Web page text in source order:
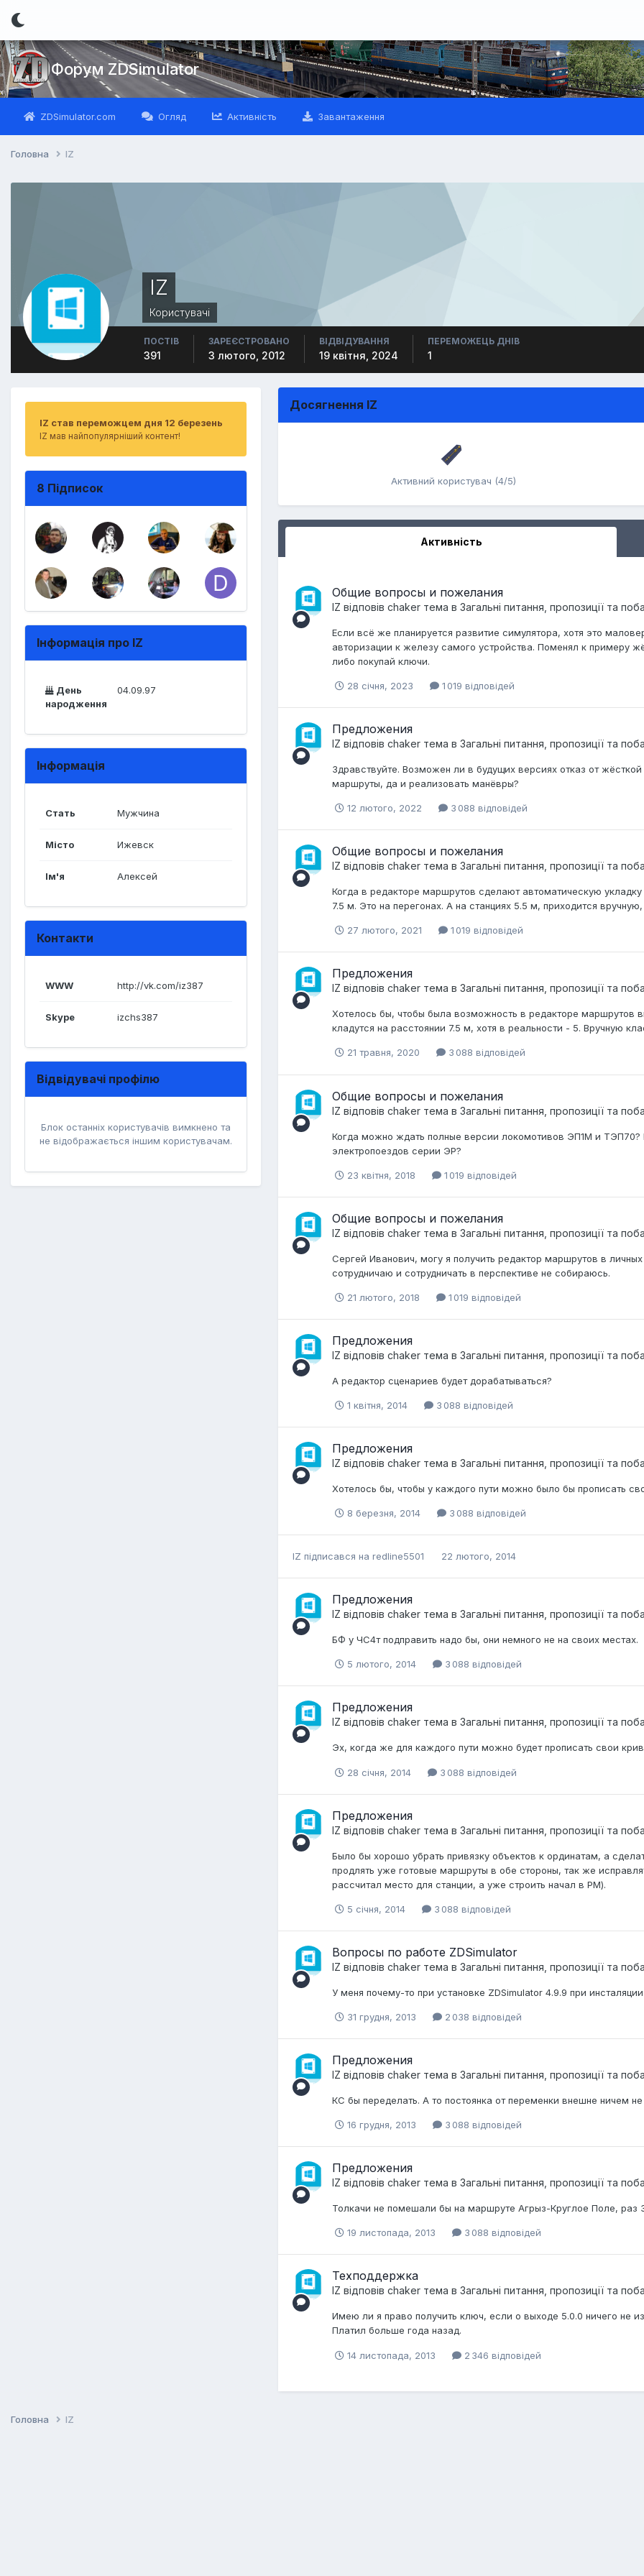
Форум ZDSimulator
ZDSimulator.com Огляд Активність Завантаження
Головна IZ
IZ
Користувачі
ПОСТІВ
391
ЗАРЕЄСТРОВАНО
3 лютого, 2012
ВІДВІДУВАННЯ
19 квітня, 2024
ПЕРЕМОЖЕЦЬ ДНІВ
1
IZ став переможцем дня 12 березень
IZ мав найпопулярніший контент!
8 Підписок
Інформація про IZ
День
народження
04.09.97
Інформація
Стать Мужчина
Місто Ижевск
Ім'я Алексей
Контакти
WWW http://vk.com/iz387
Skype izchs387
Відвідувачі профілю
Блок останніх користувачів вимкнено та
не відображається іншим користувачам.
Досягнення IZ
Активний користувач (4/5)
Активність
Общие вопросы и пожелания
IZ відповів chaker тема в Загальні питання, пропозиції та
Если всё же планируется развитие симулятора, хотя это
авторизации к железу самого устройства. Поменял к примеру
либо покупай ключи.
28 січня, 2023 1 019 відповідей
Предложения
IZ відповів chaker тема в Загальні питання, пропозиції та
Здравствуйте. Возможен ли в будущих версиях отказ от
маршруты, да и реализовать манёвры?
12 лютого, 2022 3 088 відповідей
Общие вопросы и пожелания
IZ відповів chaker тема в Загальні питання, пропозиції та
Когда в редакторе маршрутов сделают автоматическую
7.5 м. Это на перегонах. А на станциях 5.5 м, приходится
27 лютого, 2021 1 019 відповідей
Предложения
IZ відповів chaker тема в Загальні питання, пропозиції та
Хотелось бы, чтобы была возможность в редакторе маршрутов
кладутся на расстоянии 7.5 м, хотя в реальности - 5. Вручную
21 травня, 2020 3 088 відповідей
Общие вопросы и пожелания
IZ відповів chaker тема в Загальні питання, пропозиції та
Когда можно ждать полные версии локомотивов ЭП1М и
электропоездов серии ЭР?
23 квітня, 2018 1 019 відповідей
Общие вопросы и пожелания
IZ відповів chaker тема в Загальні питання, пропозиції та
Сергей Иванович, могу я получить редактор маршрутов в
сотрудничаю и сотрудничать в перспективе не собираюсь.
21 лютого, 2018 1 019 відповідей
Предложения
IZ відповів chaker тема в Загальні питання, пропозиції та
А редактор сценариев будет дорабатываться?
1 квітня, 2014 3 088 відповідей
Предложения
IZ відповів chaker тема в Загальні питання, пропозиції та
Хотелось бы, чтобы у каждого пути можно было бы прописать
8 березня, 2014 3 088 відповідей
IZ підписався на redline5501 22 лютого, 2014
Предложения
IZ відповів chaker тема в Загальні питання, пропозиції та
БФ у ЧС4т подправить надо бы, они немного не на своих местах.
5 лютого, 2014 3 088 відповідей
Предложения
IZ відповів chaker тема в Загальні питання, пропозиції та
Эх, когда же для каждого пути можно будет прописать свои
28 січня, 2014 3 088 відповідей
Предложения
IZ відповів chaker тема в Загальні питання, пропозиції та
Было бы хорошо убрать привязку объектов к ординатам, а
продлять уже готовые маршруты в обе стороны, так же
рассчитал место для станции, а уже строить начал в РМ).
5 січня, 2014 3 088 відповідей
Вопросы по работе ZDSimulator
IZ відповів chaker тема в Загальні питання, пропозиції та
У меня почему-то при установке ZDSimulator 4.9.9 при
31 грудня, 2013 2 038 відповідей
Предложения
IZ відповів chaker тема в Загальні питання, пропозиції та
КС бы переделать. А то постоянка от переменки внешне ничем
16 грудня, 2013 3 088 відповідей
Предложения
IZ відповів chaker тема в Загальні питання, пропозиції та
Толкачи не помешали бы на маршруте Агрыз-Круглое Поле, раз
19 листопада, 2013 3 088 відповідей
Техподдержка
IZ відповів chaker тема в Загальні питання, пропозиції та
Имею ли я право получить ключ, если о выходе 5.0.0 ничего не
Платил больше года назад.
14 листопада, 2013 2 346 відповідей
Головна IZ